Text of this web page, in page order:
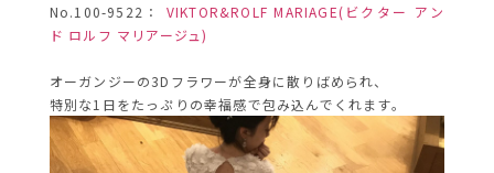
No.100-9522： VIKTOR&ROLF MARIAGE(ビクター アン
ド ロルフ マリアージュ)
オーガンジーの3Dフラワーが全身に散りばめられ、
特別な1日をたっぷりの幸福感で包み込んでくれます。